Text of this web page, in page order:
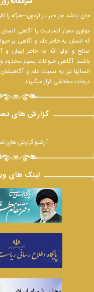
جان نباشد جز خبر در آزمون--هرکه را
مولوی معیار انسانیت را آگاهی
که انسان به خاطر علم و اگاهی بر
صالح و اولیا الله به خاطر ایمان و
باشند. آگاهی حیوانات بسیار محدود
انسانها نیز به نسبت علم و
درجات مختلفی قرار میگیرند.
گزارش های
آرشیو گزارش های
لینک های
................
................